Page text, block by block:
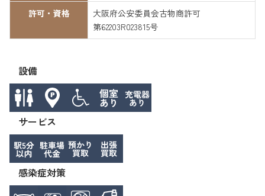
設備
サービス
感染症対策
許可・資格
大阪府公安委員会古物商許可
第62203R023815号